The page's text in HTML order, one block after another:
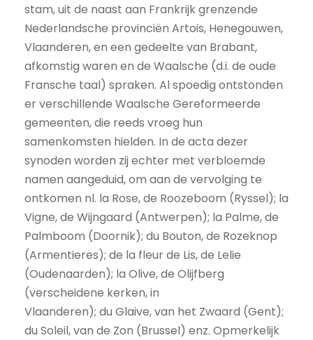
stam, uit de naast aan Frankrijk grenzende
Nederlandsche provinciën Artois, Henegouwen,
Vlaanderen, en een gedeelte van Brabant,
afkomstig waren en de Waalsche (d.i. de oude
Fransche taal) spraken. Al spoedig ontstonden
er verschillende Waalsche Gereformeerde
gemeenten, die reeds vroeg hun
samenkomsten hielden. In de acta dezer
synoden worden zij echter met verbloemde
namen aangeduid, om aan de vervolging te
ontkomen nl. la Rose, de Roozeboom (Ryssel); la
Vigne, de Wijngaard (Antwerpen); la Palme, de
Palmboom (Doornik); du Bouton, de Rozeknop
(Armentieres); de la fleur de Lis, de Lelie
(Oudenaarden); la Olive, de Olijfberg
(verscheidene kerken, in
Vlaanderen); du Glaive, van het Zwaard (Gent);
du Soleil, van de Zon (Brussel) enz. Opmerkelijk